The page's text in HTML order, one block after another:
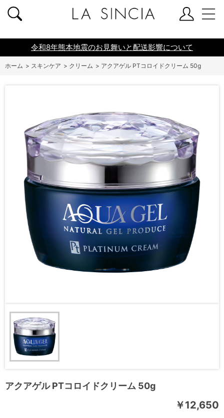
共通ヘッダー
令和8年熊本地震のお見舞いと配送影響について
ホーム > スキンケア > クリーム > アクアゲル PTコロイドクリーム 50g
アクアゲル PTコロイドクリーム 50g
￥12,650